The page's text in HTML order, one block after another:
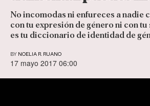
No incomodas ni enfureces a nadie
con tu expresión de género ni con tu
es tu diccionario de identidad de
BY NOELIA R. RUANO
17 mayo 2017 06:00